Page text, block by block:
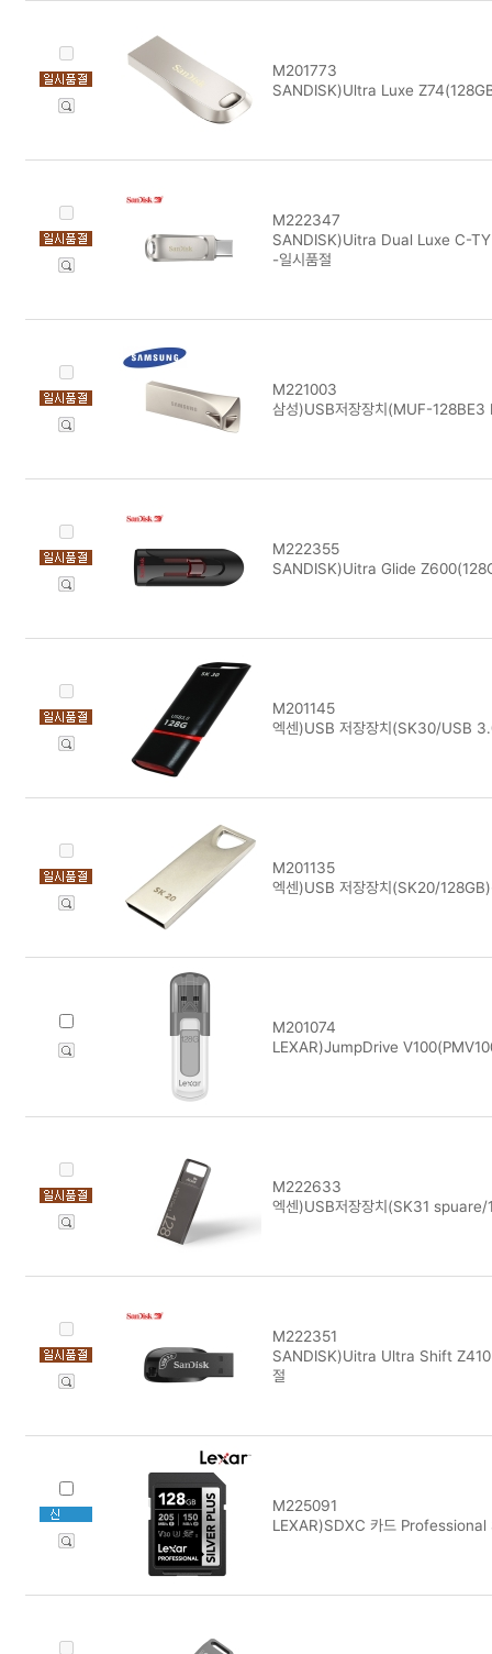
M201773
SANDISK)Ultra Luxe
M222347
SANDISK)Uitra Dual Luxe C-
-일시품절
M221003
삼성)USB저장장치(MUF-128BE3
M222355
SANDISK)Uitra Glide
M201145
엑센)USB 저장장치(SK30/USB
M201135
엑센)USB 저장장치(SK20/
M201074
LEXAR)JumpDrive
M222633
엑센)USB저장장치(SK31 spuare/
M222351
SANDISK)Uitra Ultra Shift
절
M225091
LEXAR)SDXC 카드 Professional